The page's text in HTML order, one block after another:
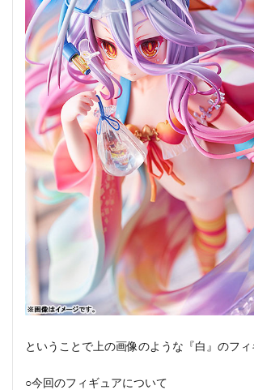
ということで上の画像のような『白』のフィ
○今回のフィギュアについて